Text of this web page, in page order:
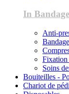
In
Anti-
Fixation
Soins
Bouiteilles -
Chariot de